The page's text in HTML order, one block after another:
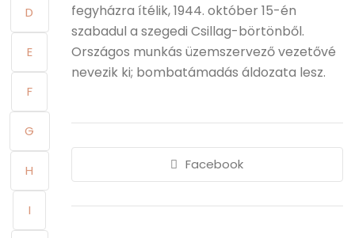
D
E
F
G
H
I
fegyházra ítélik, 1944. október 15-én
szabadul a szegedi Csillag-börtönből.
Országos munkás üzemszervező vezetővé
nevezik ki; bombatámadás áldozata lesz.
Facebook